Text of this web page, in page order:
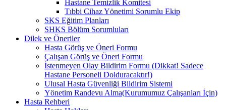
Hastane Temizlik Komitesi
Tıbbi Cihaz Yönetimi Sorumlu Ekip
SKS Eğitim Planları
SHKS Bölüm Sorumluları
Dilek ve Öneriler
Hasta Görüş ve Öneri Formu
Çalışan Görüş ve Öneri Formu
İstenmeyen Olay Bildirim Formu (Dikkat! Sadece
Hastane Personeli Dolduracaktır!)
Ulusal Hasta Güvenliği Bildirim Sistemi
Yönetim Randevu Alma(Kurumumuz Çalışanları İçin)
Hasta Rehberi